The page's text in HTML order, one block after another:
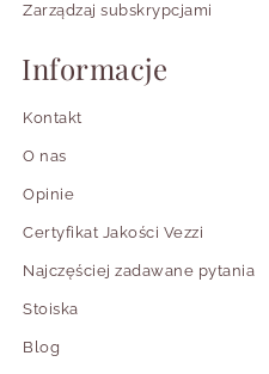
Zarządzaj subskrypcjami
Informacje
Kontakt
O nas
Opinie
Certyfikat Jakości Vezzi
Najczęściej zadawane pytania
Stoiska
Blog